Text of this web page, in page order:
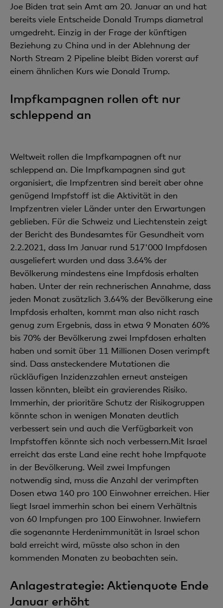
Joe Biden trat sein Amt am 20. Januar an und hat
bereits viele Entscheide Donald Trumps diametral
umgedreht. Einzig in der Frage der künftigen
Beziehung zu China und in der Ablehnung der
North Stream 2 Pipeline bleibt Biden vorerst auf
einem ähnlichen Kurs wie Donald Trump.
Impfkampagnen rollen oft nur
schleppend an
Weltweit rollen die Impfkampagnen oft nur
schleppend an. Die Impfkampagnen sind gut
organisiert, die Impfzentren sind bereit aber ohne
genügend Impfstoff ist die Aktivität in den
Impfzentren vieler Länder unter den Erwartungen
geblieben. Für die Schweiz und Liechtenstein zeigt
der Bericht des Bundesamtes für Gesundheit vom
2.2.2021, dass Im Januar rund 517'000 Impfdosen
ausgeliefert wurden und dass 3.64% der
Bevölkerung mindestens eine Impfdosis erhalten
haben. Unter der rein rechnerischen Annahme, dass
jeden Monat zusätzlich 3.64% der Bevölkerung eine
Impfdosis erhalten, kommt man also nicht rasch
genug zum Ergebnis, dass in etwa 9 Monaten 60%
bis 70% der Bevölkerung zwei Impfdosen erhalten
haben und somit über 11 Millionen Dosen verimpft
sind. Dass ansteckendere Mutationen die
rückläufigen Inzidenzzahlen erneut ansteigen
lassen könnten, bleibt ein gravierendes Risiko.
Immerhin, der prioritäre Schutz der Risikogruppen
könnte schon in wenigen Monaten deutlich
verbessert sein und auch die Verfügbarkeit von
Impfstoffen könnte sich noch verbessern.Mit Israel
erreicht das erste Land eine recht hohe Impfquote
in der Bevölkerung. Weil zwei Impfungen
notwendig sind, muss die Anzahl der verimpften
Dosen etwa 140 pro 100 Einwohner erreichen. Hier
liegt Israel immerhin schon bei einem Verhältnis
von 60 Impfungen pro 100 Einwohner. Inwiefern
die sogenannte Herdenimmunität in Israel schon
bald erreicht wird, müsste also schon in den
kommenden Monaten zu beobachten sein.
Anlagestrategie: Aktienquote Ende
Januar erhöht